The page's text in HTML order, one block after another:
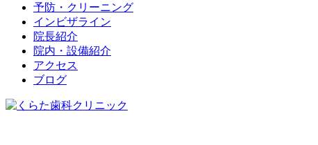
予防・クリーニング
インビザライン
院長紹介
院内・設備紹介
アクセス
ブログ